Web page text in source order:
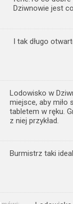
Dziwnowie jest
I tak długo
Lodowisko w
miejsce, aby
tabletem w ręku.
z niej przykład.
Burmistrz taki